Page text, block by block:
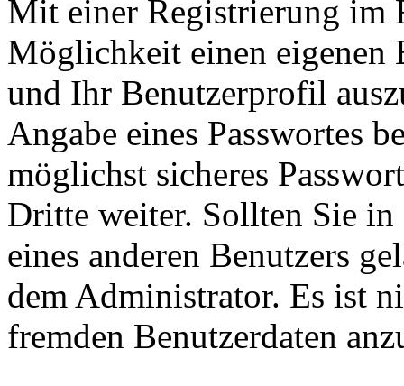
Mit einer Registrierung im
Möglichkeit einen eigenen
und Ihr Benutzerprofil
Angabe eines Passwortes
möglichst sicheres
Dritte weiter. Sollten Sie in
eines anderen Benutzers
dem Administrator. Es ist
fremden Benutzerdaten